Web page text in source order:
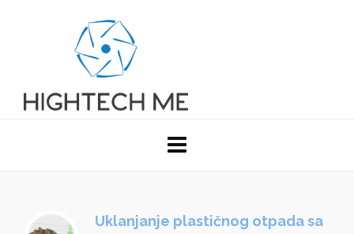
Uklanjanje plastičnog otpada sa